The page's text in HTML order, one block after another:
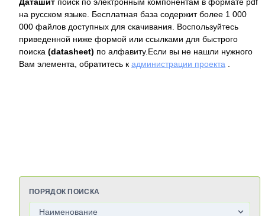
на русском языке. Бесплатная база содержит более 1 000
000 файлов доступных для скачивания. Воспользуйтесь
приведенной ниже формой или ссылками для быстрого
поиска (datasheet) по алфавиту.Если вы не нашли нужного
Вам элемента, обратитесь к администрации проекта
ПОРЯДОК ПОИСКА